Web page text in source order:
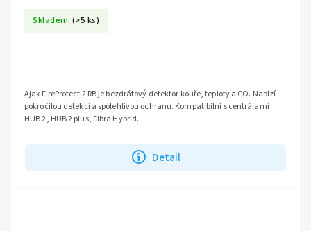
Skladem (>5 ks)
Detail
Ajax FireProtect 2 RB je bezdrátový detektor kouře, teploty a CO. Nabízí
pokročilou detekci a spolehlivou ochranu. Kompatibilní s centrálami
HUB 2, HUB 2 plus, Fibra Hybrid...